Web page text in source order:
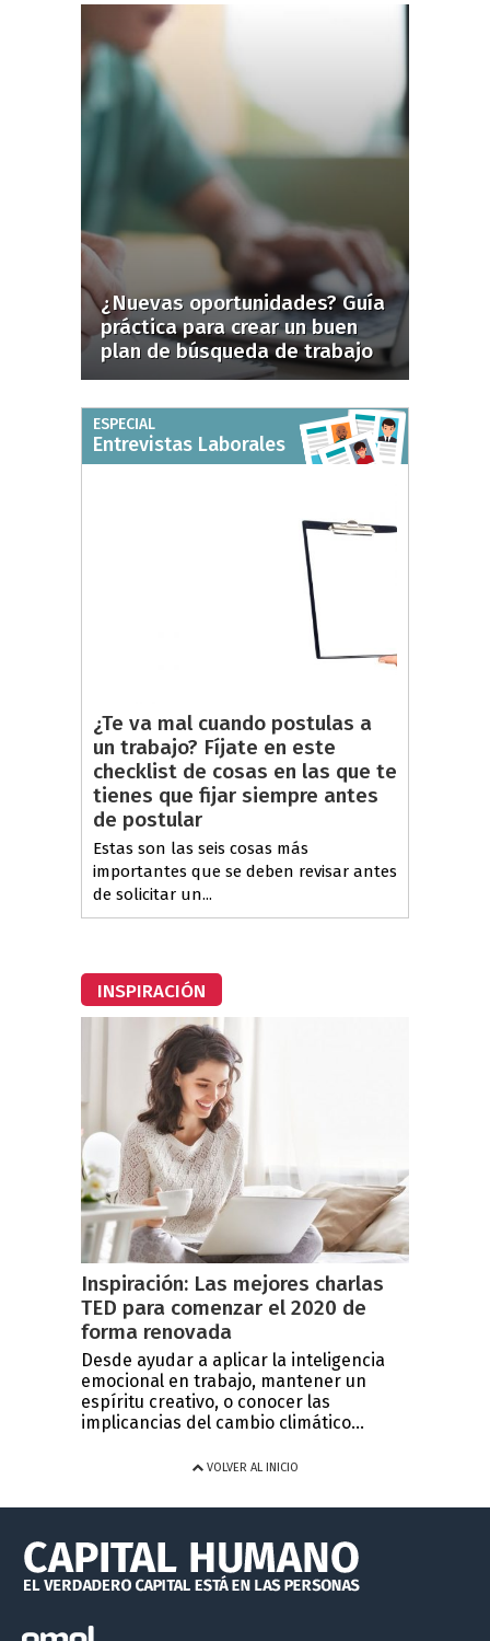
¿Nuevas oportunidades? Guía
práctica para crear un buen
plan de búsqueda de trabajo
ESPECIAL
Entrevistas Laborales
¿Te va mal cuando postulas a
un trabajo? Fíjate en este
checklist de cosas en las que te
tienes que fijar siempre antes
de postular
Estas son las seis cosas más
importantes que se deben revisar antes
de solicitar un...
INSPIRACIÓN
Inspiración: Las mejores charlas
TED para comenzar el 2020 de
forma renovada
Desde ayudar a aplicar la inteligencia
emocional en trabajo, mantener un
espíritu creativo, o conocer las
implicancias del cambio climático...
VOLVER AL INICIO